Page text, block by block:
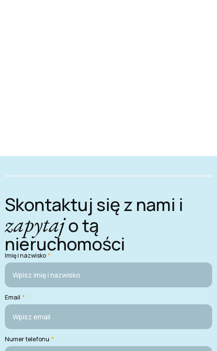
Skontaktuj się z nami i
zapytajo tą
nieruchomości
Imię i nazwisko *
Email *
Numer telefonu *